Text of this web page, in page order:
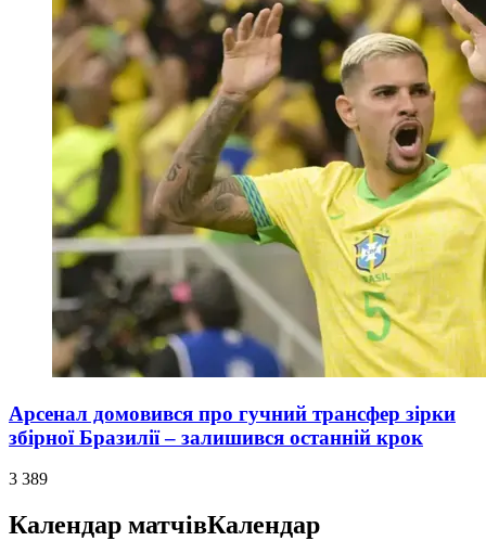
Арсенал домовився про гучний трансфер зірки
збірної Бразилії – залишився останній крок
3 389
Календар матчівКалендар